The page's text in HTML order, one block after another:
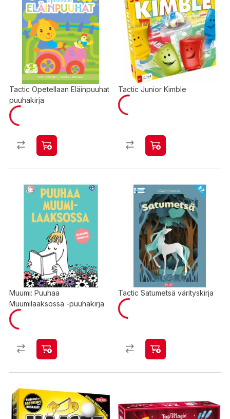
Tactic Opetellaan Eläinpuuhat
puuhakirja
Tactic Junior Kimble
Muumi: Puuhaa
Muumilaaksossa -puuhakirja
Tactic Satumetsä värityskirja